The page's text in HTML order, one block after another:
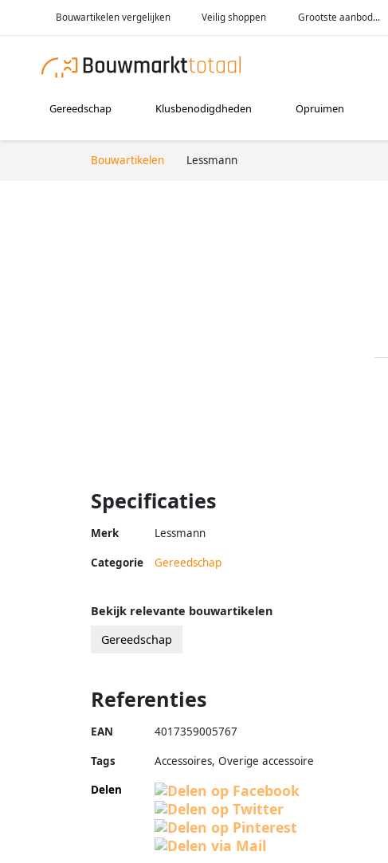
Bouwartikelen vergelijken Veilig shoppen Grootste aanbod...
Gereedschap Klusbenodigdheden Opruimen
Bouwartikelen Lessmann
Specificaties
Merk Lessmann
Categorie Gereedschap
Bekijk relevante bouwartikelen
Gereedschap
Referenties
EAN 4017359005767
Tags
Accessoires, Overige accessoire
Delen